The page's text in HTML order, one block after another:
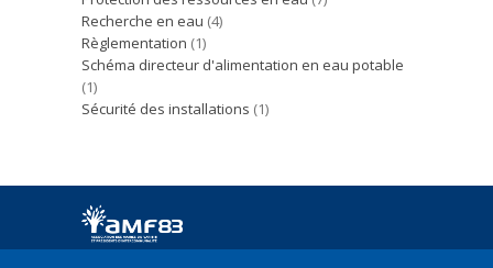
Recherche en eau (4)
Règlementation (1)
Schéma directeur d'alimentation en eau potable
(1)
Sécurité des installations (1)